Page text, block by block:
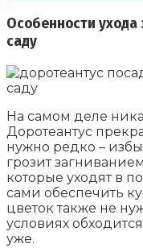
Особенности ухода
саду
На самом деле
Доротеантус
нужно редко –
грозит
которые уходят в
сами обеспечить
цветок также не
условиях
уже.